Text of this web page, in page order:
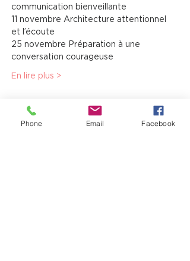
communication bienveillante
11 novembre Architecture attentionnel
et l’écoute
25 novembre Préparation à une
conversation courageuse
En lire plus >
Partager cet événement
Phone Email Facebook